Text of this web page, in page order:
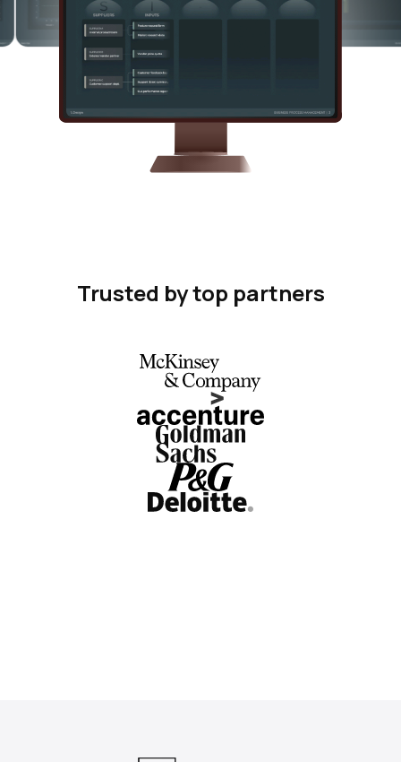
Trusted by top partners